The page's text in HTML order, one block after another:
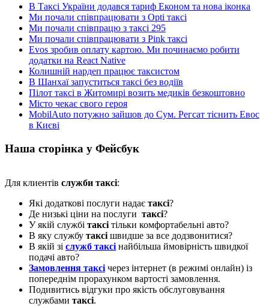
В Таксі України додався тариф Економ та нова іконка
Ми почали співпрацювати з Opti таксі
Ми почали співпрацю з таксі 295
Ми почали співпрацювати з Pink таксі
Evos зробив оплату картою. Ми починаємо робити
додатки на React Native
Колишній нардеп працює таксистом
В Шанхаї запуститься таксі без водіїв
Пілот таксі в Житомирі возить медиків безкоштовно
Місто чекає свого героя
MobilAuto потужно зайшов до Сум. Регсат тіснить Евос
в Києві
Наша сторінка у Фейсбук
Для клиентів служби таксі:
Які додаткові послуги надає таксі?
Де низькі ціни на послуги таксі?
У якій службі таксі тільки комфортабельні авто?
В яку службу таксі швидше за все додзвонитися?
В якій зі служб таксі найбільша ймовірність швидкої
подачі авто?
Замовлення таксі через інтернет (в режимі онлайн) із
попереднім прорахунком вартості замовлення.
Подивитись відгуки про якість обслуговування
службами таксі.